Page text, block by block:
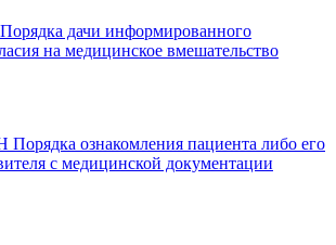
дачи информированного
на медицинское вмешательство
ознакомления пациента либо его
с медицинской документации